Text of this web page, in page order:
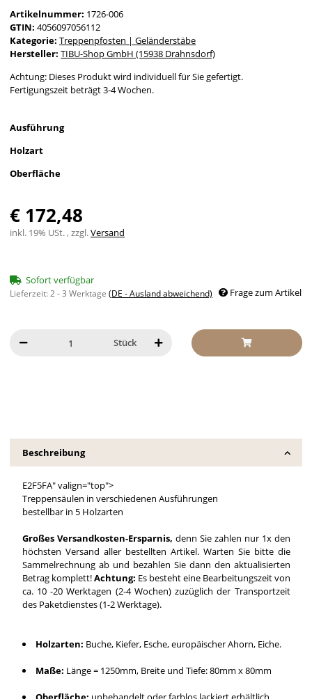
Artikelnummer: 1726-006
GTIN: 4056097056112
Kategorie: Treppenpfosten | Geländerstäbe
Hersteller: TIBU-Shop GmbH (15938 Drahnsdorf)
Achtung: Dieses Produkt wird individuell für Sie gefertigt.
Fertigungszeit beträgt 3-4 Wochen.
Ausführung
Holzart
Oberfläche
€ 172,48
inkl. 19% USt. , zzgl.Versand
Sofort verfügbar
Lieferzeit:2 - 3 Werktage (DE - Ausland abweichend) Frage zum Artikel
Stück
Beschreibung
E2F5FA" valign="top">
Treppensäulen in verschiedenen Ausführungen
bestellbar in 5 Holzarten
Großes Versandkosten-Ersparnis, denn Sie zahlen nur 1x den
höchsten Versand aller bestellten Artikel. Warten Sie bitte die
Sammelrechnung ab und bezahlen Sie dann den aktualisierten
Betrag komplett!Achtung: Es besteht eine Bearbeitungszeit von
ca. 10 -20 Werktagen (2-4 Wochen) zuzüglich der Transportzeit
des Paketdienstes (1-2 Werktage).
Holzarten: Buche, Kiefer, Esche, europäischer Ahorn, Eiche.
Maße: Länge = 1250mm, Breite und Tiefe: 80mm x 80mm